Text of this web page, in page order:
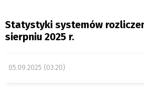
Statystyki systemów
sierpniu 2025 r.
05.09.2025 (03:20)